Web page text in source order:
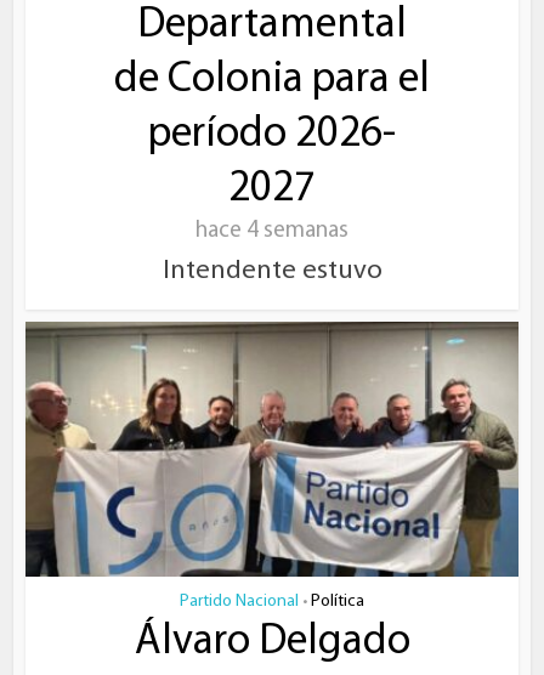
Departamental
de Colonia para el
período 2026-
2027
hace 4 semanas
Intendente estuvo
Partido Nacional • Política
Álvaro Delgado